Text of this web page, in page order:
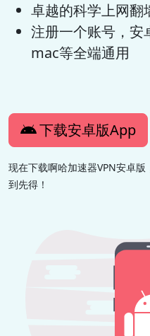
卓越的科学上网翻
注册一个账号，安
mac等全端通用
下载安卓版App
现在下载啊哈加速器VPN安卓
到先得！